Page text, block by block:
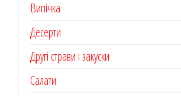
Випічка
Десерти
Другі страви і закуски
Салати